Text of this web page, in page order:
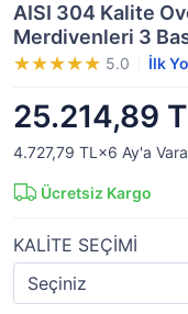
AISI 304 Kalite
Merdivenleri 3
5.0 İlk
25.214,89
4.727,79 TL×6 Ay'a
Ücretsiz Kargo
KALİTE SEÇİMİ